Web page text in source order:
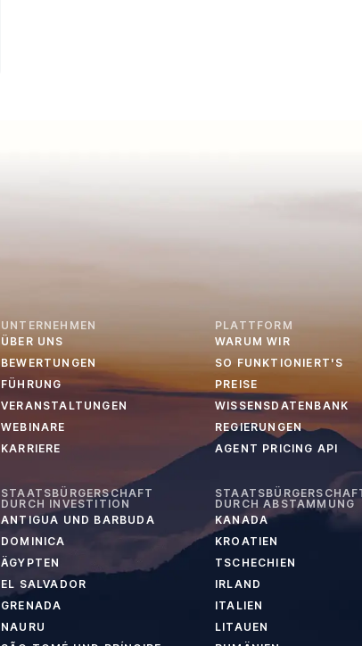
UNTERNEHMEN
ÜBER UNS
BEWERTUNGEN
FÜHRUNG
VERANSTALTUNGEN
WEBINARE
KARRIERE
PLATTFORM
WARUM WIR
SO FUNKTIONIERT'S
PREISE
WISSENSDATENBANK
REGIERUNGEN
AGENT PRICING API
STAATSBÜRGERSCHAFT
DURCH INVESTITION
ANTIGUA UND BARBUDA
DOMINICA
ÄGYPTEN
EL SALVADOR
GRENADA
NAURU
DURCH ABSTAMMUNG
KANADA
KROATIEN
TSCHECHIEN
IRLAND
ITALIEN
LITAUEN